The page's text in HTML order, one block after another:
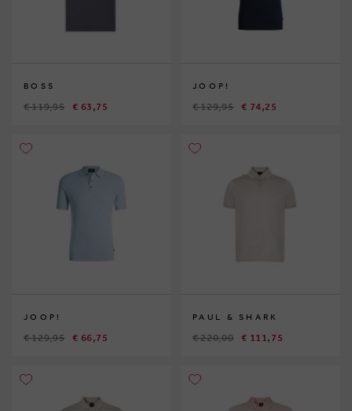
BOSS
€ 119,95 € 63,75
JOOP!
€ 129,95 € 74,25
JOOP!
€ 129,95 € 66,75
PAUL & SHARK
€ 220,00 € 111,75